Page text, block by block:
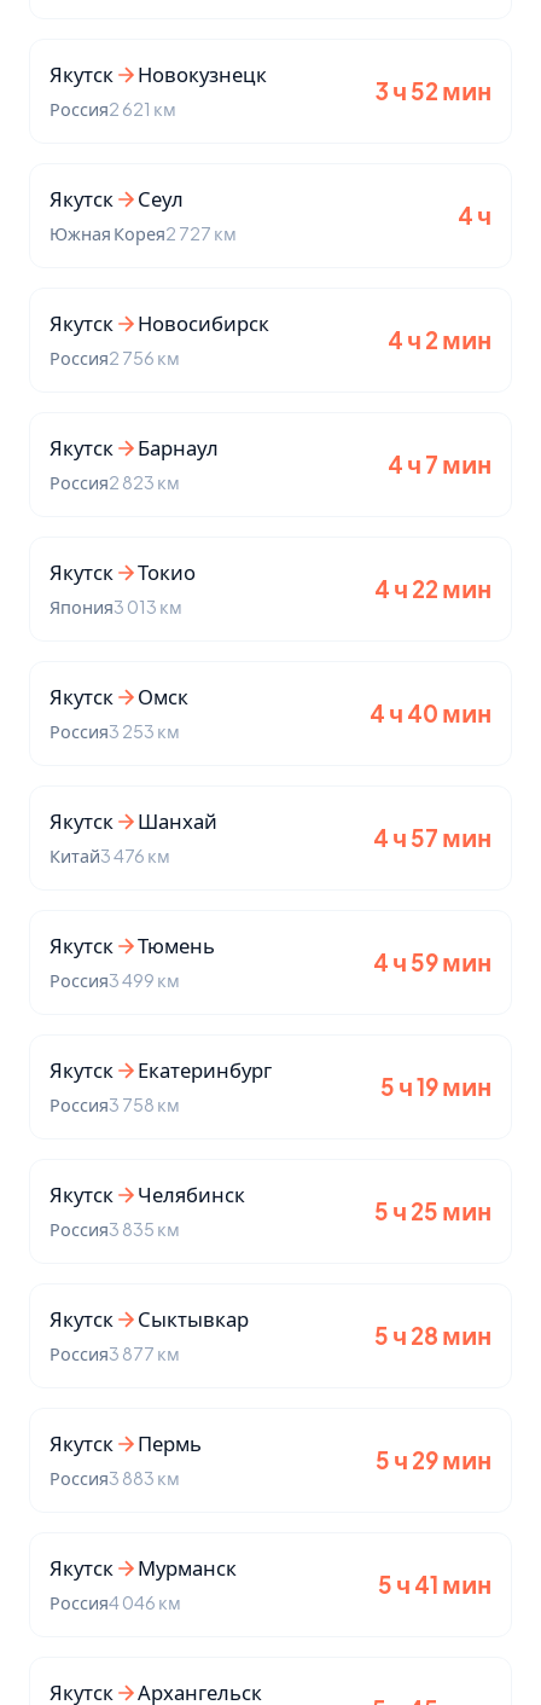
Якутск Новокузнецк
Россия2 621 км
3 ч 52 мин
Якутск Сеул
Южная Корея2 727 км
4 ч
Якутск Новосибирск
Россия2 756 км
4 ч 2 мин
Якутск Барнаул
Россия2 823 км
4 ч 7 мин
Якутск Токио
Япония3 013 км
4 ч 22 мин
Якутск Омск
Россия3 253 км
4 ч 40 мин
Якутск Шанхай
Китай3 476 км
4 ч 57 мин
Якутск Тюмень
Россия3 499 км
4 ч 59 мин
Якутск Екатеринбург
Россия3 758 км
5 ч 19 мин
Якутск Челябинск
Россия3 835 км
5 ч 25 мин
Якутск Сыктывкар
Россия3 877 км
5 ч 28 мин
Якутск Пермь
Россия3 883 км
5 ч 29 мин
Якутск Мурманск
Россия4 046 км
5 ч 41 мин
Якутск Архангельск